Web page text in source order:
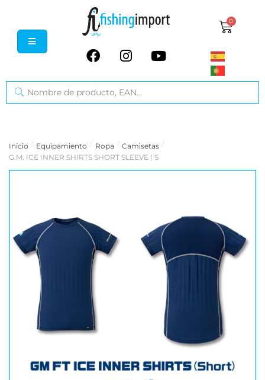
0
Inicio / Equipamiento / Ropa / Camisetas /
G.M. ICE INNER SHIRTS SHORT SLEEVE | S